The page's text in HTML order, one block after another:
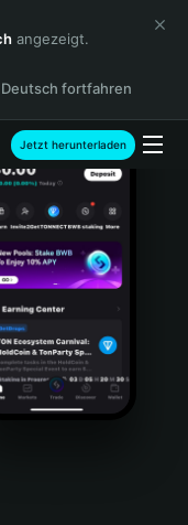
angezeigt.
fortfahren
Jetzt herunterladen